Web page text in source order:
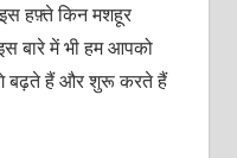
इस हफ़्ते किन मशहूर
बारे में भी हम आपको
बढ़ते हैं और शुरू करते हैं